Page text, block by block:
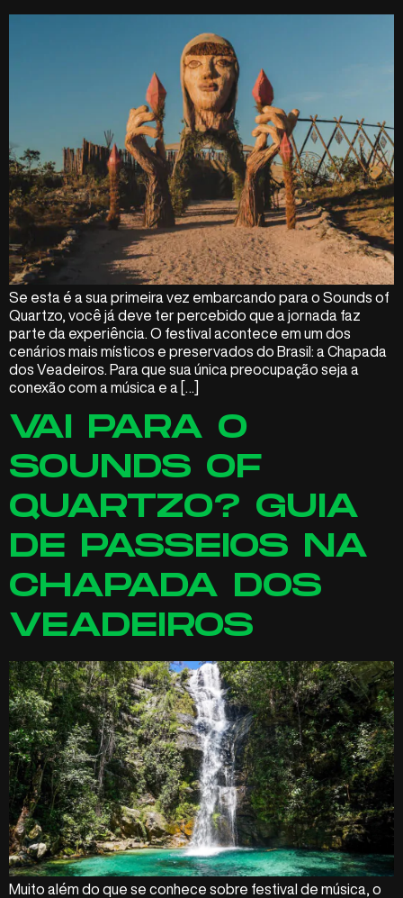
Se esta é a sua primeira vez embarcando para o Sounds of
Quartzo, você já deve ter percebido que a jornada faz
parte da experiência. O festival acontece em um dos
cenários mais místicos e preservados do Brasil: a Chapada
dos Veadeiros. Para que sua única preocupação seja a
conexão com a música e a […]
VAI PARA O
SOUNDS OF
QUARTZO? GUIA
DE PASSEIOS NA
CHAPADA DOS
VEADEIROS
Muito além do que se conhece sobre festival de música, o